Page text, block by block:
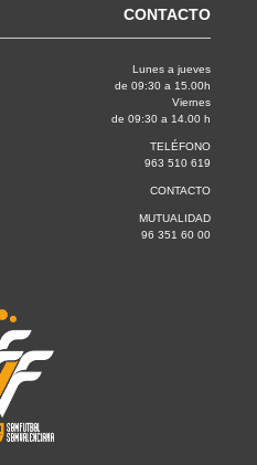
CONTACTO
Lunes a jueves
de 09:30 a 15.00h
Viernes
de 09:30 a 14.00 h
TELÉFONO
963 510 619
CONTACTO
MUTUALIDAD
96 351 60 00